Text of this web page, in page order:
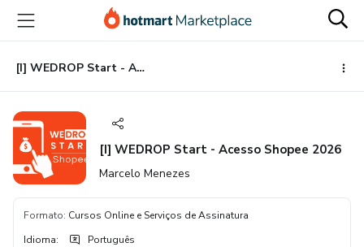
para
conteúdo
principal
para
pagamento
para
rodapé
[I] WEDROP Start - Acesso Shopee 2026
[I] WEDROP Start - Acesso Shopee 2026
Marcelo Menezes
Formato: Cursos Online e Serviços de Assinatura
Idioma: Português